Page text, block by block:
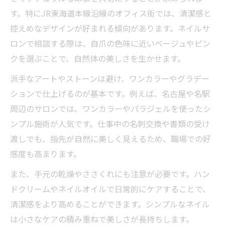
す。特にJR東海道本線沿線のオフィス街では、清潔感と
控えめなデザインが好まれる傾向があります。ネイルサ
ロンで相談する際は、自爪の色味に近いベージュやピン
クを選ぶことで、自然体の美しさを生かせます。
派手なアートやストーンは避け、ワンカラーやグラデー
ションで仕上げるのが基本です。例えば、名古屋や名駅
周辺のサロンでは、ワンカラーやパラジェルを使ったシ
ンプル施術が人気です。仕事中の名刺交換や書類の受け
渡しでも、指先が自然に美しく見えるため、職場での好
感度も高まります。
また、手元の乾燥やささくれにも注意が必要です。ハン
ドクリームやネイルオイルで日常的にケアすることで、
清潔感をより高めることができます。シンプルなネイル
は小さなケアの積み重ねで美しさが長持ちします。